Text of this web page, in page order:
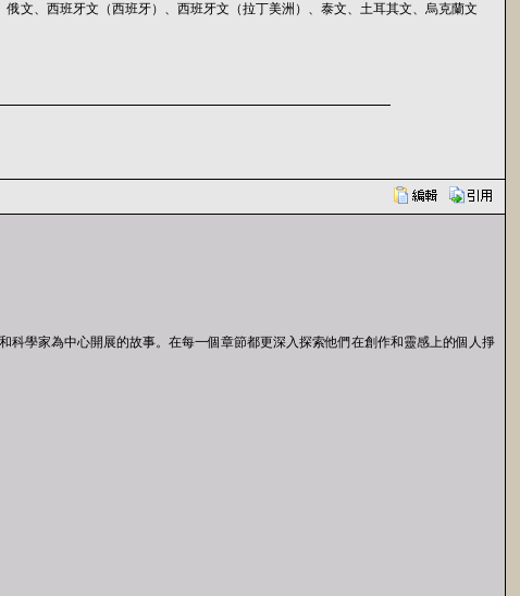
文、西班牙文（西班牙）、西班牙文（拉丁美洲）、泰文、土耳其文、烏克蘭文
科學家為中心開展的故事。在每一個章節都更深入探索他們在創作和靈感上的個人掙